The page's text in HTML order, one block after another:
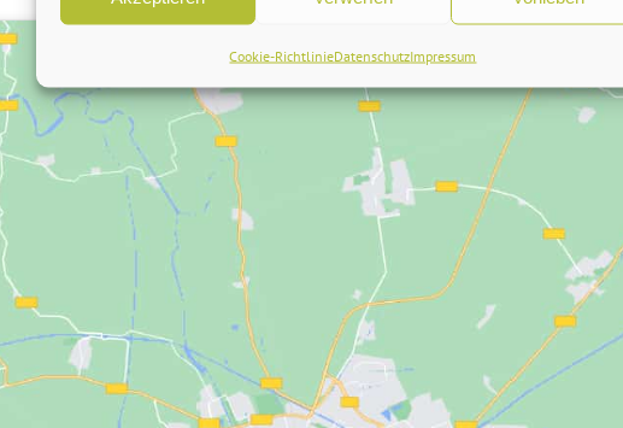
Cookie-RichtlinieDatenschutzImpressum